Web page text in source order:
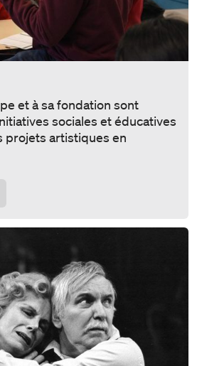
et à sa fondation sont
sociales et éducatives
projets artistiques en